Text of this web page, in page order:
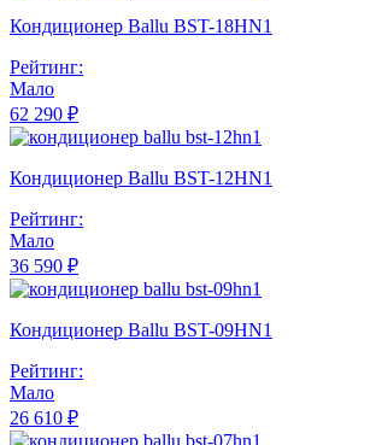
Кондиционер Ballu BST-18HN1
Рейтинг:
Мало
62 290 ₽
Кондиционер Ballu BST-12HN1
Рейтинг:
Мало
36 590 ₽
Кондиционер Ballu BST-09HN1
Рейтинг:
Мало
26 610 ₽